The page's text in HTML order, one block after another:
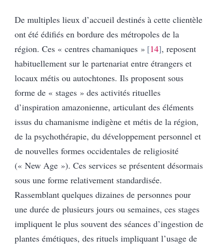
De multiples lieux d’accueil destinés à cette clientèle
ont été édifiés en bordure des métropoles de la
région. Ces « centres chamaniques » 14 , reposent
habituellement sur le partenariat entre étrangers et
locaux métis ou autochtones. Ils proposent sous
forme de « stages » des activités rituelles
d’inspiration amazonienne, articulant des éléments
issus du chamanisme indigène et métis de la région,
de la psychothérapie, du développement personnel et
de nouvelles formes occidentales de religiosité
(« New Age »). Ces services se présentent désormais
sous une forme relativement standardisée.
Rassemblant quelques dizaines de personnes pour
une durée de plusieurs jours ou semaines, ces stages
impliquent le plus souvent des séances d’ingestion de
plantes émétiques, des rituels impliquant l’usage de